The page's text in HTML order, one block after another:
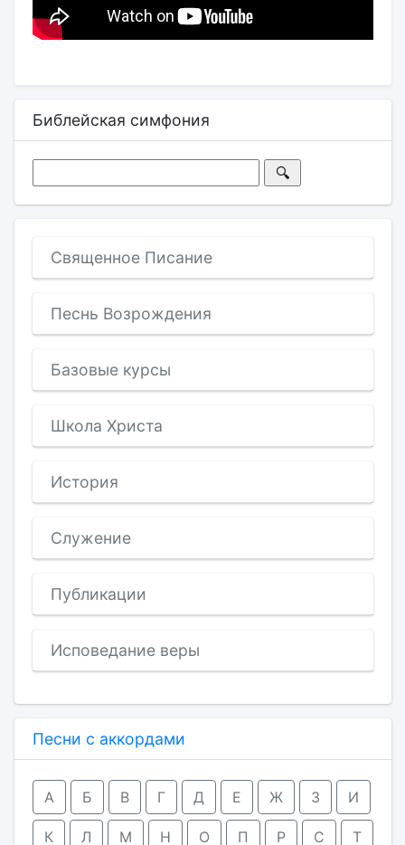
Библейская симфония
Священное Писание
Песнь Возрождения
Базовые курсы
Школа Христа
История
Служение
Публикации
Исповедание веры
Песни с аккордами
А Б В Г Д Е Ж З И
К Л М Н О П Р С Т